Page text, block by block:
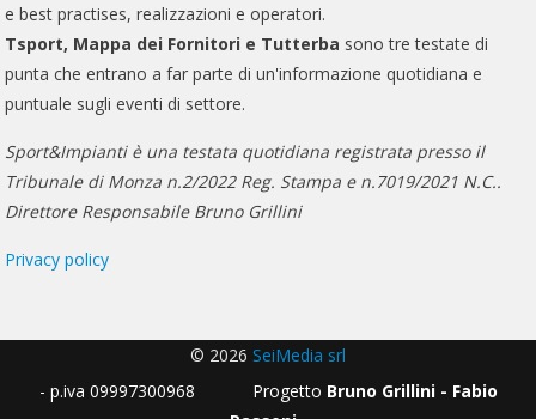
e best practises, realizzazioni e operatori.
Tsport, Mappa dei Fornitori e Tutterba sono tre testate di
punta che entrano a far parte di un'informazione quotidiana e
puntuale sugli eventi di settore.
Sport&Impianti è una testata quotidiana registrata presso il
Tribunale di Monza n.2/2022 Reg. Stampa e n.7019/2021 N.C..
Direttore Responsabile Bruno Grillini
Privacy policy
© 2026 SeiMedia srl
- p.iva 09997300968 Progetto Bruno Grillini - Fabio